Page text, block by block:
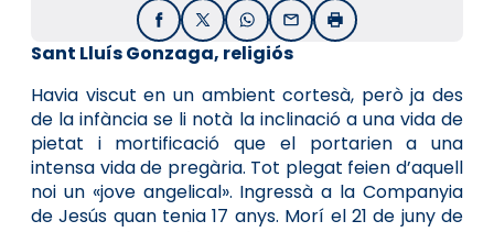
FacebookX / TwitterWhatsApp
EmailImprimir
Sant Lluís Gonzaga, religiós
Havia viscut en un ambient cortesà, però ja des
de la infància se li notà la inclinació a una vida de
pietat i mortificació que el portarien a una
intensa vida de pregària. Tot plegat feien d’aquell
noi un «jove angelical». Ingressà a la Companyia
de Jesús quan tenia 17 anys. Morí el 21 de juny de